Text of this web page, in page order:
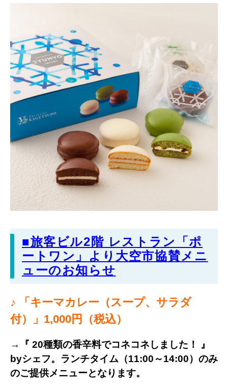
■旅客ビル2階 レストラン「ポ
ートワン」より大空市協賛メニ
ューのお知らせ
♪ 「 キーマカレー（スープ、サラダ
付）」1,000円（税込）
→『 20種類の香辛料でコネコネしました！ 』
byシェフ。 ランチタイム（11:00～14:00）のみ
のご提供メニューとなります。